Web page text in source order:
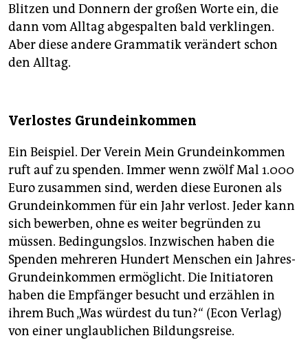
Blitzen und Donnern der großen Worte ein, die
dann vom Alltag abgespalten bald verklingen.
Aber diese andere Grammatik verändert schon
den Alltag.
Verlostes Grundeinkommen
Ein Beispiel. Der Verein Mein Grundeinkommen
ruft auf zu spenden. Immer wenn zwölf Mal 1.000
Euro zusammen sind, werden diese Euronen als
Grundeinkommen für ein Jahr verlost. Jeder kann
sich bewerben, ohne es weiter begründen zu
müssen. Bedingungslos. Inzwischen haben die
Spenden mehreren Hundert Menschen ein Jahres-
Grundeinkommen ermöglicht. Die Initiatoren
haben die Empfänger besucht und erzählen in
ihrem Buch „Was würdest du tun?“ (Econ Verlag)
von einer unglaublichen Bildungsreise.